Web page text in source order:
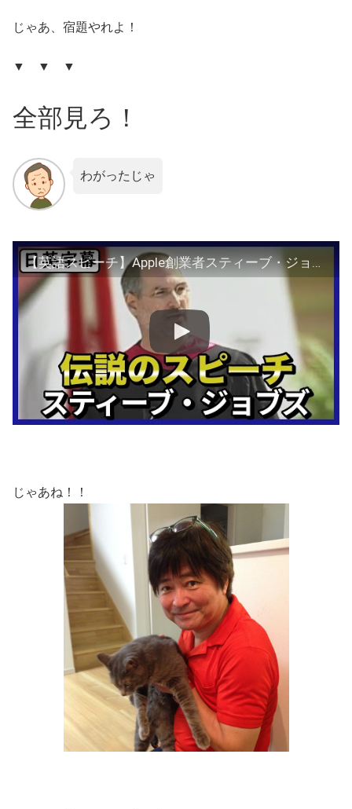
じゃあ、宿題やれよ！
▼ ▼ ▼
全部見ろ！
わがったじゃ
【英語スピーチ】Apple創業者スティーブ・ジョブズのスタンフォード大卒業式スピーチ|日英字幕
じゃあね！！